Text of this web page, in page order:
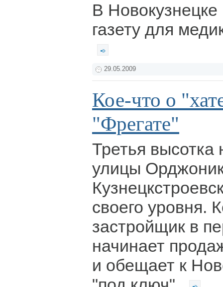
В
газету для
29.05.2009
Кое-что о
"Фрегате"
Третья высотка
улицы
своего уровня.
застройщик в
начинает
и обещает к